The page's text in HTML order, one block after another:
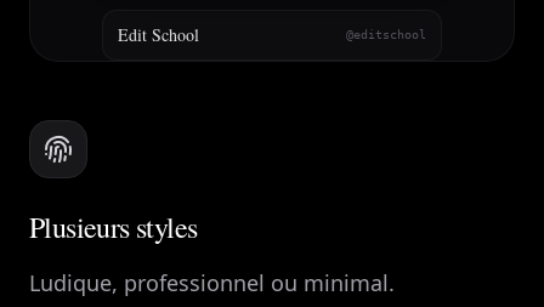
Plusieurs styles
Ludique, professionnel ou minimal.
Edit School @editschool